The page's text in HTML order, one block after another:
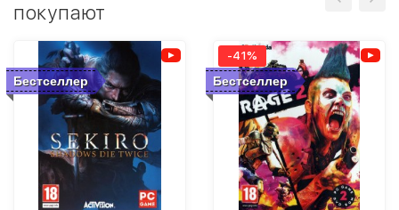
покупают
Бестселлер Бестселлер
-41%